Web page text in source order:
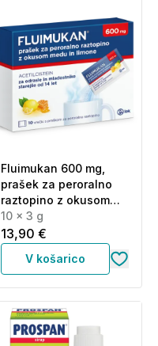
Fluimukan 600 mg,
prašek za peroralno
raztopino z okusom
medu in limone (10 x 3
g)
10 x 3 g
13,90 €
V košarico